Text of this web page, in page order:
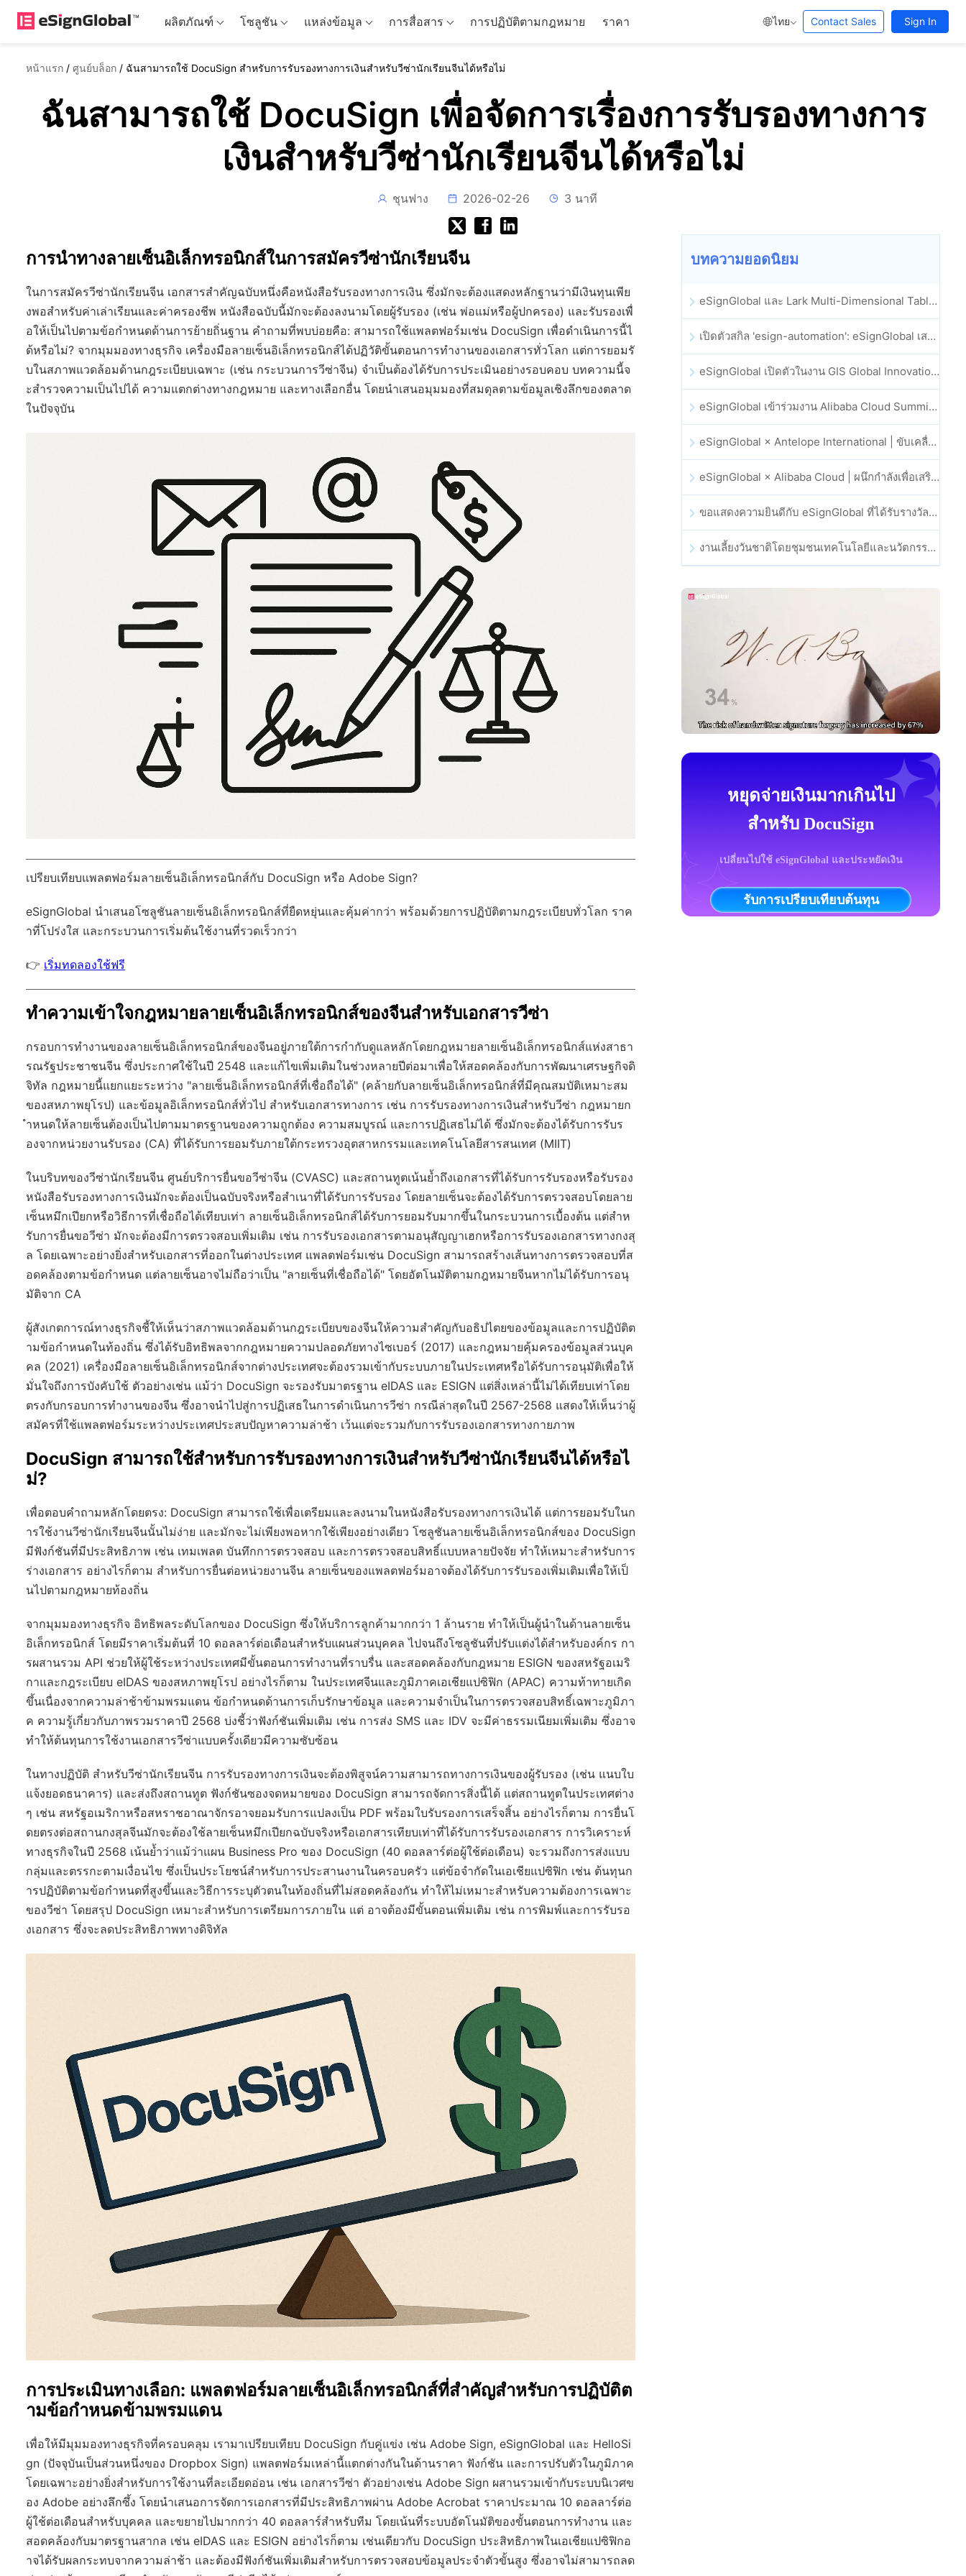
ผลิตภัณฑ์ โซลูชัน แหล่งข้อมูล การสื่อสาร การปฏิบัติตามกฎหมาย ราคา ไทย Contact Sales Sign In
หน้าแรก / ศูนย์บล็อก / ฉันสามารถใช้ DocuSign สำหรับการรับรองทางการเงินสำหรับวีซ่านักเรียนจีนได้หรือไม่
ฉันสามารถใช้ DocuSign เพื่อจัดการเรื่องการรับรองทางการ
เงินสำหรับวีซ่านักเรียนจีนได้หรือไม่
ชุนฟาง 2026-02-26 3 นาที
การนำทางลายเซ็นอิเล็กทรอนิกส์ในการสมัครวีซ่านักเรียนจีน
ในการสมัครวีซ่านักเรียนจีน เอกสารสำคัญฉบับหนึ่งคือหนังสือรับรองทางการเงิน ซึ่งมักจะต้องแสดงหลักฐานว่ามีเงินทุนเพีย
งพอสำหรับค่าเล่าเรียนและค่าครองชีพ หนังสือฉบับนี้มักจะต้องลงนามโดยผู้รับรอง (เช่น พ่อแม่หรือผู้ปกครอง) และรับรองเพื่
อให้เป็นไปตามข้อกำหนดด้านการย้ายถิ่นฐาน คำถามที่พบบ่อยคือ: สามารถใช้แพลตฟอร์มเช่น DocuSign เพื่อดำเนินการนี้ไ
ด้หรือไม่? จากมุมมองทางธุรกิจ เครื่องมือลายเซ็นอิเล็กทรอนิกส์ได้ปฏิวัติขั้นตอนการทำงานของเอกสารทั่วโลก แต่การยอมรั
บในสภาพแวดล้อมด้านกฎระเบียบเฉพาะ (เช่น กระบวนการวีซ่าจีน) จำเป็นต้องได้รับการประเมินอย่างรอบคอบ บทความนี้จ
ะสำรวจความเป็นไปได้ ความแตกต่างทางกฎหมาย และทางเลือกอื่น โดยนำเสนอมุมมองที่สมดุลตามข้อมูลเชิงลึกของตลาด
ในปัจจุบัน
เปรียบเทียบแพลตฟอร์มลายเซ็นอิเล็กทรอนิกส์กับ DocuSign หรือ Adobe Sign?
eSignGlobal นำเสนอโซลูชันลายเซ็นอิเล็กทรอนิกส์ที่ยืดหยุ่นและคุ้มค่ากว่า พร้อมด้วยการปฏิบัติตามกฎระเบียบทั่วโลก ราค
าที่โปร่งใส และกระบวนการเริ่มต้นใช้งานที่รวดเร็วกว่า
👉 เริ่มทดลองใช้ฟรี
ทำความเข้าใจกฎหมายลายเซ็นอิเล็กทรอนิกส์ของจีนสำหรับเอกสารวีซ่า
กรอบการทำงานของลายเซ็นอิเล็กทรอนิกส์ของจีนอยู่ภายใต้การกำกับดูแลหลักโดยกฎหมายลายเซ็นอิเล็กทรอนิกส์แห่งสาธา
รณรัฐประชาชนจีน ซึ่งประกาศใช้ในปี 2548 และแก้ไขเพิ่มเติมในช่วงหลายปีต่อมาเพื่อให้สอดคล้องกับการพัฒนาเศรษฐกิจดิ
จิทัล กฎหมายนี้แยกแยะระหว่าง "ลายเซ็นอิเล็กทรอนิกส์ที่เชื่อถือได้" (คล้ายกับลายเซ็นอิเล็กทรอนิกส์ที่มีคุณสมบัติเหมาะสม
ของสหภาพยุโรป) และข้อมูลอิเล็กทรอนิกส์ทั่วไป สำหรับเอกสารทางการ เช่น การรับรองทางการเงินสำหรับวีซ่า กฎหมายก
ำหนดให้ลายเซ็นต้องเป็นไปตามมาตรฐานของความถูกต้อง ความสมบูรณ์ และการปฏิเสธไม่ได้ ซึ่งมักจะต้องได้รับการรับร
องจากหน่วยงานรับรอง (CA) ที่ได้รับการยอมรับภายใต้กระทรวงอุตสาหกรรมและเทคโนโลยีสารสนเทศ (MIIT)
ในบริบทของวีซ่านักเรียนจีน ศูนย์บริการยื่นขอวีซ่าจีน (CVASC) และสถานทูตเน้นย้ำถึงเอกสารที่ได้รับการรับรองหรือรับรอง
หนังสือรับรองทางการเงินมักจะต้องเป็นฉบับจริงหรือสำเนาที่ได้รับการรับรอง โดยลายเซ็นจะต้องได้รับการตรวจสอบโดยลาย
เซ็นหมึกเปียกหรือวิธีการที่เชื่อถือได้เทียบเท่า ลายเซ็นอิเล็กทรอนิกส์ได้รับการยอมรับมากขึ้นในกระบวนการเบื้องต้น แต่สำห
รับการยื่นขอวีซ่า มักจะต้องมีการตรวจสอบเพิ่มเติม เช่น การรับรองเอกสารตามอนุสัญญาเฮกหรือการรับรองเอกสารทางกงสุ
ล โดยเฉพาะอย่างยิ่งสำหรับเอกสารที่ออกในต่างประเทศ แพลตฟอร์มเช่น DocuSign สามารถสร้างเส้นทางการตรวจสอบที่ส
อดคล้องตามข้อกำหนด แต่ลายเซ็นอาจไม่ถือว่าเป็น "ลายเซ็นที่เชื่อถือได้" โดยอัตโนมัติตามกฎหมายจีนหากไม่ได้รับการอนุ
มัติจาก CA
ผู้สังเกตการณ์ทางธุรกิจชี้ให้เห็นว่าสภาพแวดล้อมด้านกฎระเบียบของจีนให้ความสำคัญกับอธิปไตยของข้อมูลและการปฏิบัติต
ามข้อกำหนดในท้องถิ่น ซึ่งได้รับอิทธิพลจากกฎหมายความปลอดภัยทางไซเบอร์ (2017) และกฎหมายคุ้มครองข้อมูลส่วนบุค
คล (2021) เครื่องมือลายเซ็นอิเล็กทรอนิกส์จากต่างประเทศจะต้องรวมเข้ากับระบบภายในประเทศหรือได้รับการอนุมัติเพื่อให้
มั่นใจถึงการบังคับใช้ ตัวอย่างเช่น แม้ว่า DocuSign จะรองรับมาตรฐาน eIDAS และ ESIGN แต่สิ่งเหล่านี้ไม่ได้เทียบเท่าโดย
ตรงกับกรอบการทำงานของจีน ซึ่งอาจนำไปสู่การปฏิเสธในการดำเนินการวีซ่า กรณีล่าสุดในปี 2567-2568 แสดงให้เห็นว่าผู้
สมัครที่ใช้แพลตฟอร์มระหว่างประเทศประสบปัญหาความล่าช้า เว้นแต่จะรวมกับการรับรองเอกสารทางกายภาพ
DocuSign สามารถใช้สำหรับการรับรองทางการเงินสำหรับวีซ่านักเรียนจีนได้หรือไ
ม่?
เพื่อตอบคำถามหลักโดยตรง: DocuSign สามารถใช้เพื่อเตรียมและลงนามในหนังสือรับรองทางการเงินได้ แต่การยอมรับในก
ารใช้งานวีซ่านักเรียนจีนนั้นไม่ง่าย และมักจะไม่เพียงพอหากใช้เพียงอย่างเดียว โซลูชันลายเซ็นอิเล็กทรอนิกส์ของ DocuSign
มีฟังก์ชันที่มีประสิทธิภาพ เช่น เทมเพลต บันทึกการตรวจสอบ และการตรวจสอบสิทธิ์แบบหลายปัจจัย ทำให้เหมาะสำหรับการ
ร่างเอกสาร อย่างไรก็ตาม สำหรับการยื่นต่อหน่วยงานจีน ลายเซ็นของแพลตฟอร์มอาจต้องได้รับการรับรองเพิ่มเติมเพื่อให้เป็
นไปตามกฎหมายท้องถิ่น
จากมุมมองทางธุรกิจ อิทธิพลระดับโลกของ DocuSign ซึ่งให้บริการลูกค้ามากกว่า 1 ล้านราย ทำให้เป็นผู้นำในด้านลายเซ็น
อิเล็กทรอนิกส์ โดยมีราคาเริ่มต้นที่ 10 ดอลลาร์ต่อเดือนสำหรับแผนส่วนบุคคล ไปจนถึงโซลูชันที่ปรับแต่งได้สำหรับองค์กร กา
รผสานรวม API ช่วยให้ผู้ใช้ระหว่างประเทศมีขั้นตอนการทำงานที่ราบรื่น และสอดคล้องกับกฎหมาย ESIGN ของสหรัฐอเมริ
กาและกฎระเบียบ eIDAS ของสหภาพยุโรป อย่างไรก็ตาม ในประเทศจีนและภูมิภาคเอเชียแปซิฟิก (APAC) ความท้าทายเกิด
ขึ้นเนื่องจากความล่าช้าข้ามพรมแดน ข้อกำหนดด้านการเก็บรักษาข้อมูล และความจำเป็นในการตรวจสอบสิทธิ์เฉพาะภูมิภา
ค ความรู้เกี่ยวกับภาพรวมราคาปี 2568 บ่งชี้ว่าฟังก์ชันเพิ่มเติม เช่น การส่ง SMS และ IDV จะมีค่าธรรมเนียมเพิ่มเติม ซึ่งอาจ
ทำให้ต้นทุนการใช้งานเอกสารวีซ่าแบบครั้งเดียวมีความซับซ้อน
ในทางปฏิบัติ สำหรับวีซ่านักเรียนจีน การรับรองทางการเงินจะต้องพิสูจน์ความสามารถทางการเงินของผู้รับรอง (เช่น แนบใบ
แจ้งยอดธนาคาร) และส่งถึงสถานทูต ฟังก์ชันซองจดหมายของ DocuSign สามารถจัดการสิ่งนี้ได้ แต่สถานทูตในประเทศต่าง
ๆ เช่น สหรัฐอเมริกาหรือสหราชอาณาจักรอาจยอมรับการแปลงเป็น PDF พร้อมใบรับรองการเสร็จสิ้น อย่างไรก็ตาม การยื่นโ
ดยตรงต่อสถานกงสุลจีนมักจะต้องใช้ลายเซ็นหมึกเปียกฉบับจริงหรือเอกสารเทียบเท่าที่ได้รับการรับรองเอกสาร การวิเคราะห์
ทางธุรกิจในปี 2568 เน้นย้ำว่าแม้ว่าแผน Business Pro ของ DocuSign (40 ดอลลาร์ต่อผู้ใช้ต่อเดือน) จะรวมถึงการส่งแบบ
กลุ่มและตรรกะตามเงื่อนไข ซึ่งเป็นประโยชน์สำหรับการประสานงานในครอบครัว แต่ข้อจำกัดในเอเชียแปซิฟิก เช่น ต้นทุนก
ารปฏิบัติตามข้อกำหนดที่สูงขึ้นและวิธีการระบุตัวตนในท้องถิ่นที่ไม่สอดคล้องกัน ทำให้ไม่เหมาะสำหรับความต้องการเฉพาะ
ของวีซ่า โดยสรุป DocuSign เหมาะสำหรับการเตรียมการภายใน แต่ อาจต้องมีขั้นตอนเพิ่มเติม เช่น การพิมพ์และการรับรอ
งเอกสาร ซึ่งจะลดประสิทธิภาพทางดิจิทัล
การประเมินทางเลือก: แพลตฟอร์มลายเซ็นอิเล็กทรอนิกส์ที่สำคัญสำหรับการปฏิบัติต
ามข้อกำหนดข้ามพรมแดน
เพื่อให้มีมุมมองทางธุรกิจที่ครอบคลุม เรามาเปรียบเทียบ DocuSign กับคู่แข่ง เช่น Adobe Sign, eSignGlobal และ HelloSi
gn (ปัจจุบันเป็นส่วนหนึ่งของ Dropbox Sign) แพลตฟอร์มเหล่านี้แตกต่างกันในด้านราคา ฟังก์ชัน และการปรับตัวในภูมิภาค
โดยเฉพาะอย่างยิ่งสำหรับการใช้งานที่ละเอียดอ่อน เช่น เอกสารวีซ่า ตัวอย่างเช่น Adobe Sign ผสานรวมเข้ากับระบบนิเวศข
อง Adobe อย่างลึกซึ้ง โดยนำเสนอการจัดการเอกสารที่มีประสิทธิภาพผ่าน Adobe Acrobat ราคาประมาณ 10 ดอลลาร์ต่อ
ผู้ใช้ต่อเดือนสำหรับบุคคล และขยายไปมากกว่า 40 ดอลลาร์สำหรับทีม โดยเน้นที่ระบบอัตโนมัติของขั้นตอนการทำงาน และ
สอดคล้องกับมาตรฐานสากล เช่น eIDAS และ ESIGN อย่างไรก็ตาม เช่นเดียวกับ DocuSign ประสิทธิภาพในเอเชียแปซิฟิกอ
าจได้รับผลกระทบจากความล่าช้า และต้องมีฟังก์ชันเพิ่มเติมสำหรับการตรวจสอบข้อมูลประจำตัวขั้นสูง ซึ่งอาจไม่สามารถลด
บทความยอดนิยม
eSignGlobal และ Lark Multi-Dimensional Table ผสานรวมกันอย่างเป็นทางการ: การลงนามและการเก็บถาวรสัญญาอิเล็กทรอนิกส์แบบอัตโนมัติเต็มรูปแบบ
เปิดตัวสกิล 'esign-automation': eSignGlobal เสริมศักยภาพให้ OpenClaw ด้วยลายเซ็นอิเล็กทรอนิกส์อัตโนมัติ
eSignGlobal เปิดตัวในงาน GIS Global Innovation Exhibition 2025
eSignGlobal เข้าร่วมงาน Alibaba Cloud Summit 2025 ที่ฮ่องกง เพื่อขับเคลื่อนนวัตกรรมคลาวด์ที่ขับเคลื่อนด้วย AI และความเชื่อมั่นทางดิจิทัล
eSignGlobal × Antelope International | ขับเคลื่อนเวิร์กโฟลดิจิทัลที่ปลอดภัยและขับเคลื่อนด้วย AI
eSignGlobal × Alibaba Cloud | ผนึกกำลังเพื่อเสริมสร้างความเชื่อมั่นดิจิทัลระดับโลกสำหรับฟินเทค
ขอแสดงความยินดีกับ eSignGlobal ที่ได้รับรางวัล CAHK STAR Award 2025
งานเลี้ยงวันชาติโดยชุมชนเทคโนโลยีและนวัตกรรมฮ่องกง
หยุดจ่ายเงินมากเกินไป
สำหรับ DocuSign
เปลี่ยนไปใช้ eSignGlobal และประหยัดเงิน
รับการเปรียบเทียบต้นทุน